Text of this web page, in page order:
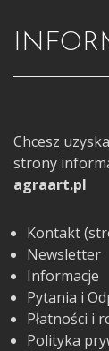
Chcesz
strony
agraart.pl
Kontakt
Newsletter
Informacje
Pytania i
Płatności i
Polityka